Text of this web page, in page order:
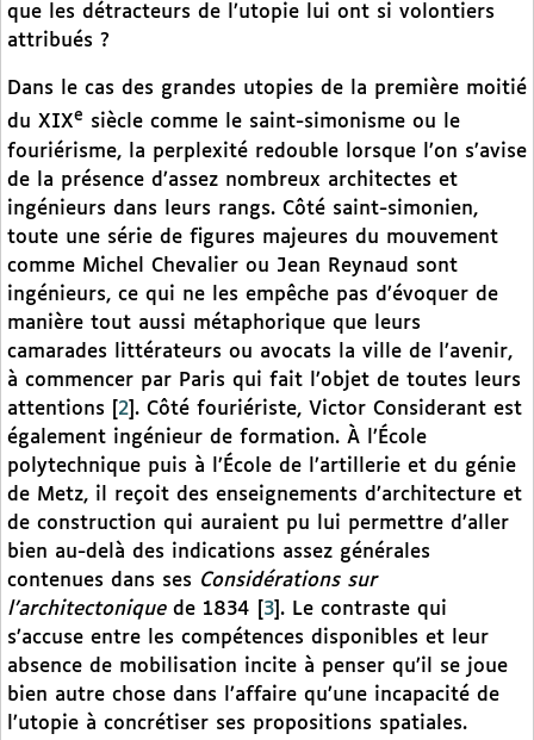
que les détracteurs de l’utopie lui ont si volontiers
attribués ?
Dans le cas des grandes utopies de la première moitié
du XIXe siècle comme le saint-simonisme ou le
fouriérisme, la perplexité redouble lorsque l’on s’avise
de la présence d’assez nombreux architectes et
ingénieurs dans leurs rangs. Côté saint-simonien,
toute une série de figures majeures du mouvement
comme Michel Chevalier ou Jean Reynaud sont
ingénieurs, ce qui ne les empêche pas d’évoquer de
manière tout aussi métaphorique que leurs
camarades littérateurs ou avocats la ville de l’avenir,
à commencer par Paris qui fait l’objet de toutes leurs
attentions
2 . Côté fouriériste, Victor Considerant est
également ingénieur de formation. À l’École
polytechnique puis à l’École de l’artillerie et du génie
de Metz, il reçoit des enseignements d’architecture et
de construction qui auraient pu lui permettre d’aller
bien au-delà des indications assez générales
contenues dans ses Considérations sur
l’architectoniquede 1834 3 . Le contraste qui
s’accuse entre les compétences disponibles et leur
absence de mobilisation incite à penser qu’il se joue
bien autre chose dans l’affaire qu’une incapacité de
l’utopie à concrétiser ses propositions spatiales.